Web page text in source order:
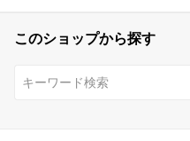
このショップから探す